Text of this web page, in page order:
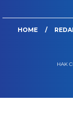
HOME
HAK